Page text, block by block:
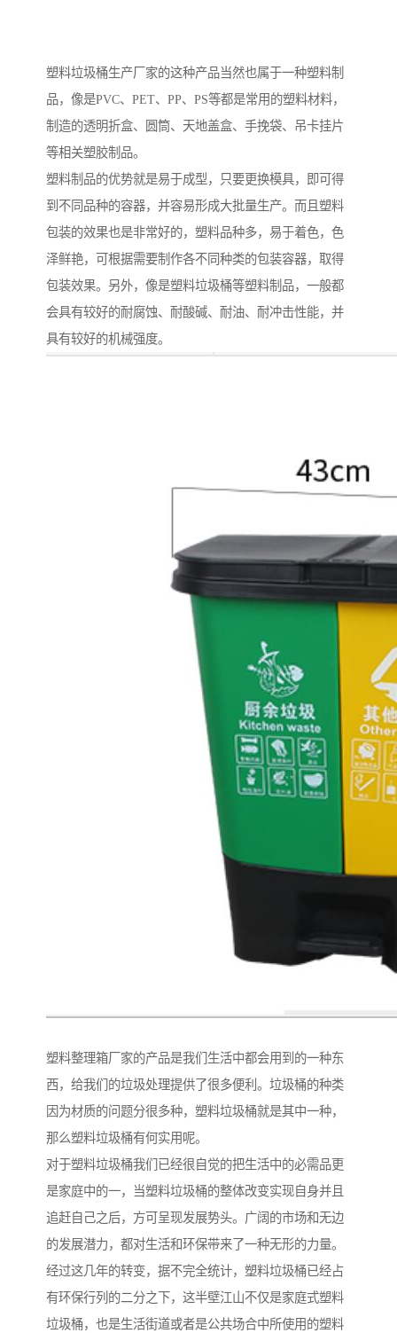
塑料垃圾桶生产厂家的这种产品当然也属于一种塑料制
品，像是PVC、PET、PP、PS等都是常用的塑料材料，
制造的透明折盒、圆筒、天地盖盒、手挽袋、吊卡挂片
等相关塑胶制品。
塑料制品的优势就是易于成型，只要更换模具，即可得
到不同品种的容器，并容易形成大批量生产。而且塑料
包装的效果也是非常好的，塑料品种多，易于着色，色
泽鲜艳，可根据需要制作各不同种类的包装容器，取得
包装效果。另外，像是塑料垃圾桶等塑料制品，一般都
会具有较好的耐腐蚀、耐酸碱、耐油、耐冲击性能，并
具有较好的机械强度。
塑料整理箱厂家的产品是我们生活中都会用到的一种东
西，给我们的垃圾处理提供了很多便利。垃圾桶的种类
因为材质的问题分很多种，塑料垃圾桶就是其中一种，
那么塑料垃圾桶有何实用呢。
对于塑料垃圾桶我们已经很自觉的把生活中的必需品更
是家庭中的一，当塑料垃圾桶的整体改变实现自身并且
追赶自己之后，方可呈现发展势头。广阔的市场和无边
的发展潜力，都对生活和环保带来了一种无形的力量。
经过这几年的转变，据不完全统计，塑料垃圾桶已经占
有环保行列的二分之下，这半壁江山不仅是家庭式塑料
垃圾桶，也是生活街道或者是公共场合中所使用的塑料